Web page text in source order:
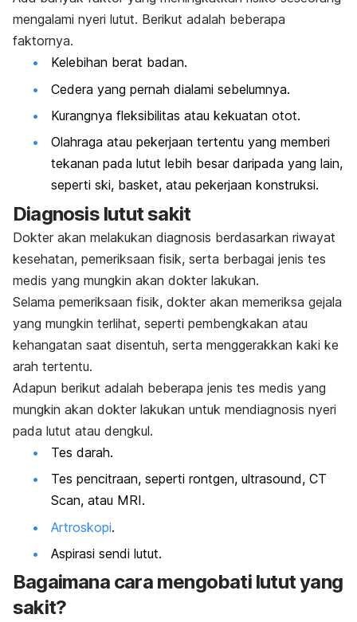
mengalami nyeri lutut. Berikut adalah beberapa
faktornya.
Kelebihan berat badan.
Cedera yang pernah dialami sebelumnya.
Kurangnya fleksibilitas atau kekuatan otot.
Olahraga atau pekerjaan tertentu yang memberi
tekanan pada lutut lebih besar daripada yang lain,
seperti ski, basket, atau pekerjaan konstruksi.
Diagnosis lutut sakit
Dokter akan melakukan diagnosis berdasarkan riwayat
kesehatan, pemeriksaan fisik, serta berbagai jenis tes
medis yang mungkin akan dokter lakukan.
Selama pemeriksaan fisik, dokter akan memeriksa gejala
yang mungkin terlihat, seperti pembengkakan atau
kehangatan saat disentuh, serta menggerakkan kaki ke
arah tertentu.
Adapun berikut adalah beberapa jenis tes medis yang
mungkin akan dokter lakukan untuk mendiagnosis nyeri
pada lutut atau dengkul.
Tes darah.
Tes pencitraan, seperti rontgen, ultrasound, CT
Scan, atau MRI.
Artroskopi.
Aspirasi sendi lutut.
Bagaimana cara mengobati lutut yang
sakit?